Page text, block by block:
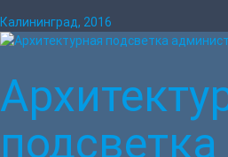
Калининград, 2016
подсветка